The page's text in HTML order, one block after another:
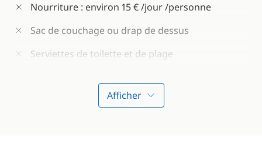
Nourriture : environ 15 € /jour /personne
Sac de couchage ou drap de dessus
Serviettes de toilette et de plage
Afficher